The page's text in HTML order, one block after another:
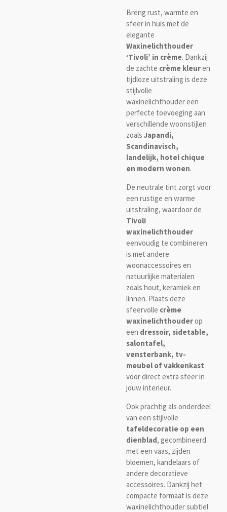
Breng rust, warmte en
sfeer in huis met de
elegante
Waxinelichthouder
‘Tivoli’ in crème. Dankzij
de zachte crème kleuren
tijdloze uitstraling is deze
stijlvolle
waxinelichthouder een
perfecte toevoeging aan
verschillende woonstijlen
zoals Japandi,
Scandinavisch,
landelijk, hotel chique
en modern wonen.
De neutrale tint zorgt voor
een rustige en warme
uitstraling, waardoor de
Tivoli
waxinelichthouder
eenvoudig te combineren
is met andere
woonaccessoires en
natuurlijke materialen
zoals hout, keramiek en
linnen. Plaats deze
sfeervolle crème
waxinelichthouderop
een dressoir, sidetable,
salontafel,
vensterbank, tv-
meubel of vakkenkast
voor direct extra sfeer in
jouw interieur.
Ook prachtig als onderdeel
van een stijlvolle
tafeldecoratie op een
dienblad, gecombineerd
met een vaas, zijden
bloemen, kandelaars of
andere decoratieve
accessoires. Dankzij het
compacte formaat is deze
waxinelichthouder subtiel